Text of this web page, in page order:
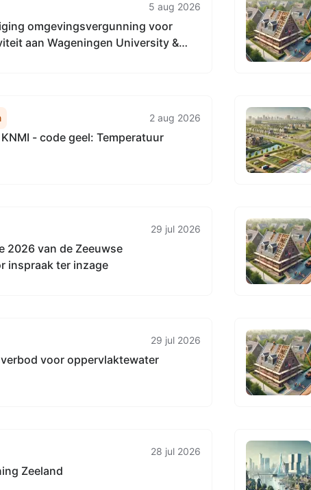
5 aug 2026
omgevingsvergunning voor
aan Wageningen University &
2 aug 2026
- code geel: Temperatuur
29 jul 2026
2026 van de Zeeuwse
inspraak ter inzage
29 jul 2026
voor oppervlaktewater
28 jul 2026
Zeeland